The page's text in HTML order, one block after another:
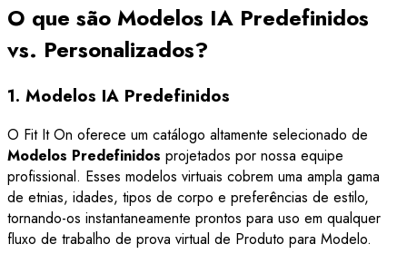
O que são Modelos IA Predefinidos
vs. Personalizados?
1. Modelos IA Predefinidos
O Fit It On oferece um catálogo altamente selecionado de
Modelos Predefinidos projetados por nossa equipe
profissional. Esses modelos virtuais cobrem uma ampla gama
de etnias, idades, tipos de corpo e preferências de estilo,
tornando-os instantaneamente prontos para uso em qualquer
fluxo de trabalho de prova virtual de Produto para Modelo.